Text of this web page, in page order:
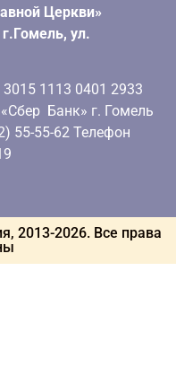
Церкви»
ул.
1113 0401 2933
«Сбер Банк» г. Гомель
55-55-62 Телефон
2013-2026. Все права